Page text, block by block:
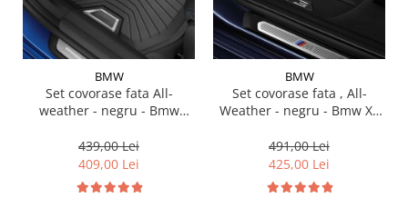
BMW
Set covorase fata All-
weather - negru - Bmw
4 G22
439,00 Lei
409,00 Lei
BMW
Set covorase fata , All-
Weather - negru - Bmw X3
491,00 Lei
425,00 Lei